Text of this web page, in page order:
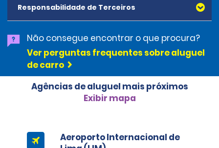
Assistência nas Estradas que funciona das 6h às 22h,
disponível 7 dias por semana (apenas em Lima) sem
custos adicionais. Os clientes devem ligar para +511-574-
1374 ou +51 944 455 708 (WhatsApp) para obter
assistência nas estradas.
Se o cliente estiver fora de Lima, RAP inclui apenas serviços
de reboque.
No caso de um acidente, a polícia deve ser acionada. Os
agentes irão realizar um teste obrigatório de álcool e
Responsabilidade de Terceiros
Não consegue encontrar o que procura?
Ver perguntas frequentes sobre aluguel
de carro
Agências de aluguel mais próximos
Exibir mapa
Aeroporto Internacional de